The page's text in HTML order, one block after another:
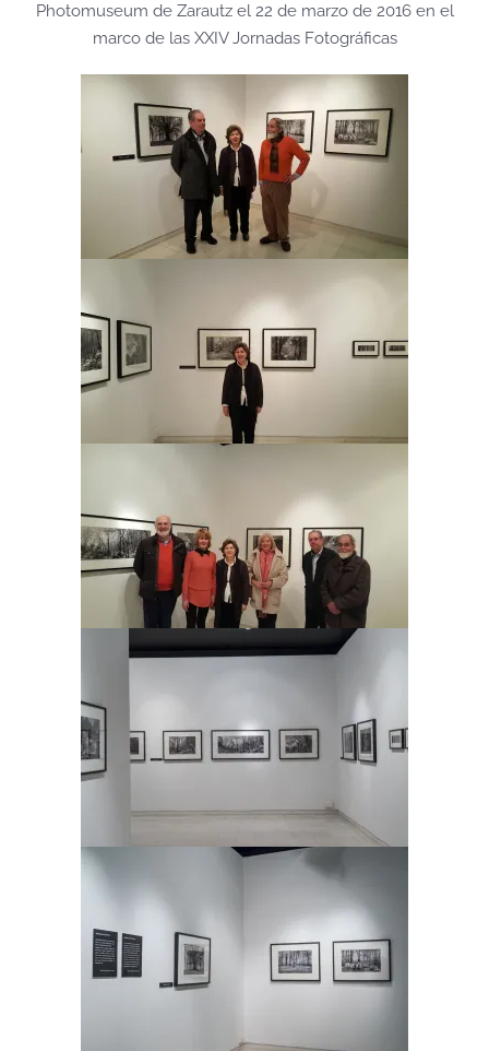
Photomuseum de Zarautz el 22 de marzo de 2016 en el
marco de las XXIV Jornadas Fotográficas